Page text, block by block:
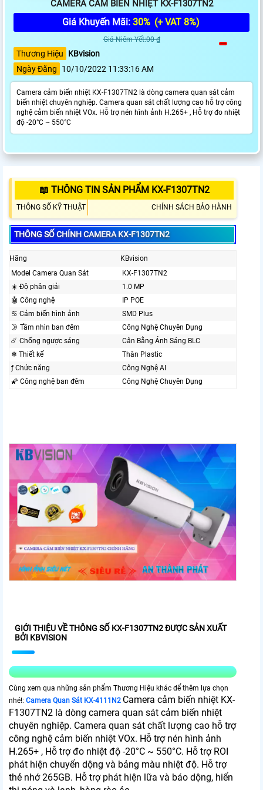
CAMERA CẢM BIẾN NHIỆT KX-F1307TN2
Giá Khuyến Mãi: 30% (+ VAT 8%)
Giá Niêm Yết:00 ₫
Thương Hiệu
KBvision
Ngày Đăng
10/10/2022 11:33:16 AM
Camera cảm biến nhiệt KX-F1307TN2 là dòng camera quan sát cảm
biến nhiệt chuyên nghiệp. Camera quan sát chất lượng cao hỗ trợ công
nghệ cảm biến nhiệt VOx. Hỗ trợ nén hình ảnh H.265+ , Hỗ trợ đo nhiệt
độ -20°C ~ 550°C
📖 THÔNG TIN SẢN PHẨM KX-F1307TN2
THÔNG SỐ KỸ THUẬT CHÍNH SÁCH BẢO HÀNH
THÔNG SỐ CHÍNH CAMERA KX-F1307TN2
Hãng
KBvision
Model Camera Quan Sát
KX-F1307TN2
☀️ Độ phân giải
1.0 MP
🤖️ Công nghệ
IP POE
♋ Cảm biến hình ảnh
SMD Plus
🌛 Tầm nhìn ban đêm
Công Nghệ Chuyên Dụng
☄️ Chống ngược sáng
Cân Bằng Ánh Sáng BLC
❄ Thiết kế
Thân Plastic
ƒ Chức năng
Công Nghệ AI
🌠 Công nghệ ban đêm
Công Nghệ Chuyên Dụng
GIỚI THIỆU VỀ THÔNG SỐ KX-F1307TN2 ĐƯỢC SẢN XUẤT
BỞI KBVISION
Cùng xem qua những sản phẩm Thương Hiệu khác để thêm lựa chọn
nhé!: Camera Quan Sát KX-4111N2 Camera cảm biến nhiệt KX-
F1307TN2 là dòng camera quan sát cảm biến nhiệt
chuyên nghiệp. Camera quan sát chất lượng cao hỗ trợ
công nghệ cảm biến nhiệt VOx. Hỗ trợ nén hình ảnh
H.265+ , Hỗ trợ đo nhiệt độ -20°C ~ 550°C. Hỗ trợ ROI
phát hiện chuyển dộng và bảng màu nhiệt độ. Hỗ trợ
thẻ nhớ 265GB. Hỗ trợ phát hiện lữa và báo dộng, hiển